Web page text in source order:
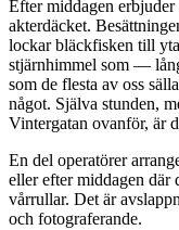
Efter middagen erbjuder
akterdäcket.
lockar bläckfisken till
stjärnhimmel som —
som de flesta av oss
något. Själva stunden,
Vintergatan ovanför, är
En del operatörer
eller efter middagen där
vårrullar. Det är
och fotograferande.